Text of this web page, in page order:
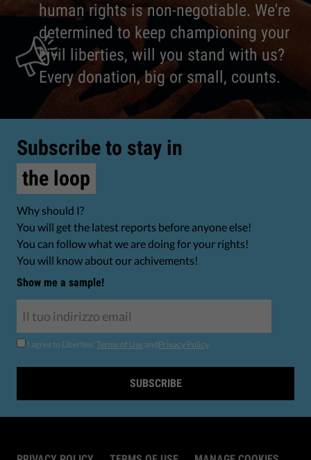
human rights is non-negotiable. We're
determined to keep championing your
civil liberties, will you stand with us?
Every donation, big or small, counts.
Subscribe to stay in
the loop
Why should I?
You will get the latest reports before anyone else!
You can follow what we are doing for your rights!
You will know about our achivements!
Show me a sample!
I agree to Liberties' Terms of Use andPrivacy Policy.
SUBSCRIBE